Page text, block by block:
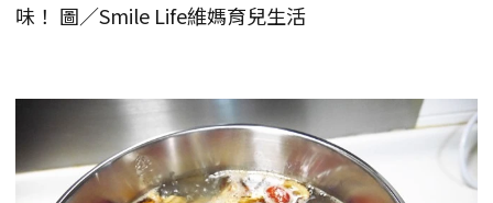
味！ 圖／Smile Life維媽育兒生活